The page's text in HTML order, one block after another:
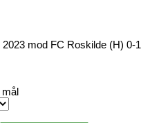
mod FC Roskilde (H) 0-1
mål